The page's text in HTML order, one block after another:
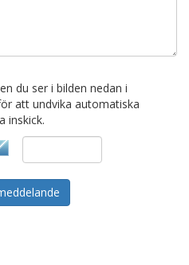
du ser i bilden nedan i
att undvika automatiska
inskick.